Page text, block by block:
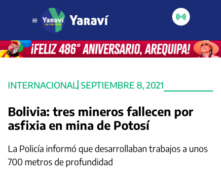
INTERNACIONAL SEPTIEMBRE 8, 2021
Bolivia: tres mineros fallecen por
asfixia en mina de Potosí
La Policía informó que desarrollaban trabajos a unos
700 metros de profundidad